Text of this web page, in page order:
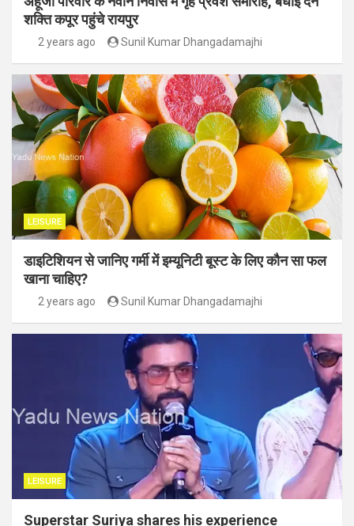
शक्ति कपूर पहुंचे रायपुर
2 years ago Sunil Kumar Dhangadamajhi
LEISURE
डाइटिशियन से जानिए गर्मी में इम्यूनिटी बूस्ट के लिए कौन सा फल
खाना चाहिए?
2 years ago Sunil Kumar Dhangadamajhi
LEISURE
Superstar Suriya shares his experience